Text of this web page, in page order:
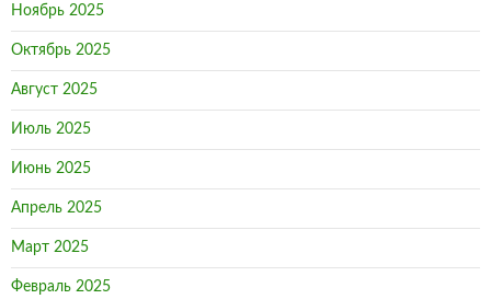
Ноябрь 2025
Октябрь 2025
Август 2025
Июль 2025
Июнь 2025
Апрель 2025
Март 2025
Февраль 2025